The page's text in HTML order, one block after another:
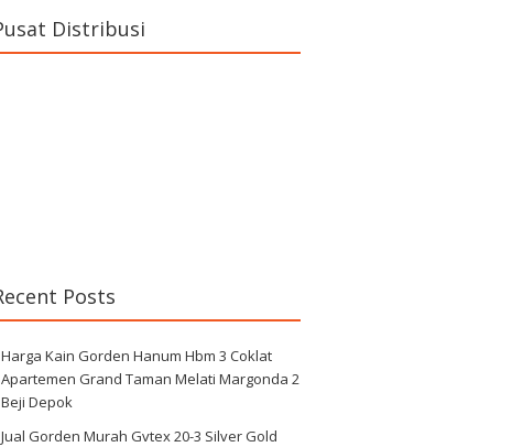
Distribusi
Posts
Harga Kain Gorden Hanum Hbm 3 Coklat
Apartemen Grand Taman Melati Margonda 2
Beji Depok
Jual Gorden Murah Gvtex 20-3 Silver Gold